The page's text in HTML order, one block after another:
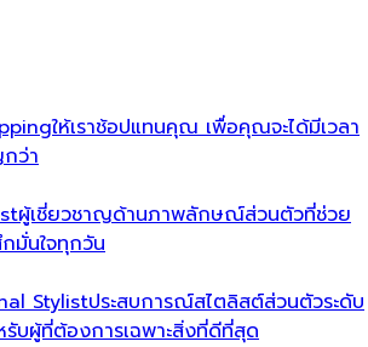
ให้เราช้อปแทนคุณ เพื่อคุณจะได้มีเวลา
ว่า
ผู้เชี่ยวชาญด้านภาพลักษณ์ส่วนตัวที่ช่วย
มั่นใจทุกวัน
Stylistประสบการณ์สไตลิสต์ส่วนตัวระดับ
บผู้ที่ต้องการเฉพาะสิ่งที่ดีที่สุด